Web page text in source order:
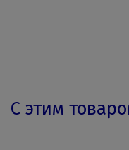
С этим